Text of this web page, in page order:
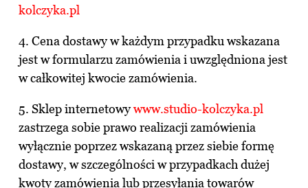
kolczyka.pl
4. Cena dostawy w każdym przypadku wskazana
jest w formularzu zamówienia i uwzględniona jest
w całkowitej kwocie zamówienia.
5. Sklep internetowywww.studio-kolczyka.pl
zastrzega sobie prawo realizacji zamówienia
wyłącznie poprzez wskazaną przez siebie formę
dostawy, w szczególności w przypadkach dużej
kwoty zamówienia lub przesyłania towarów